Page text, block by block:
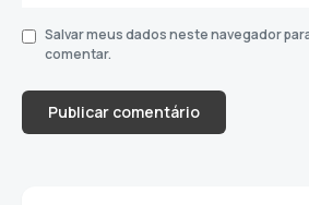
Salvar meus dados neste navegador
comentar.